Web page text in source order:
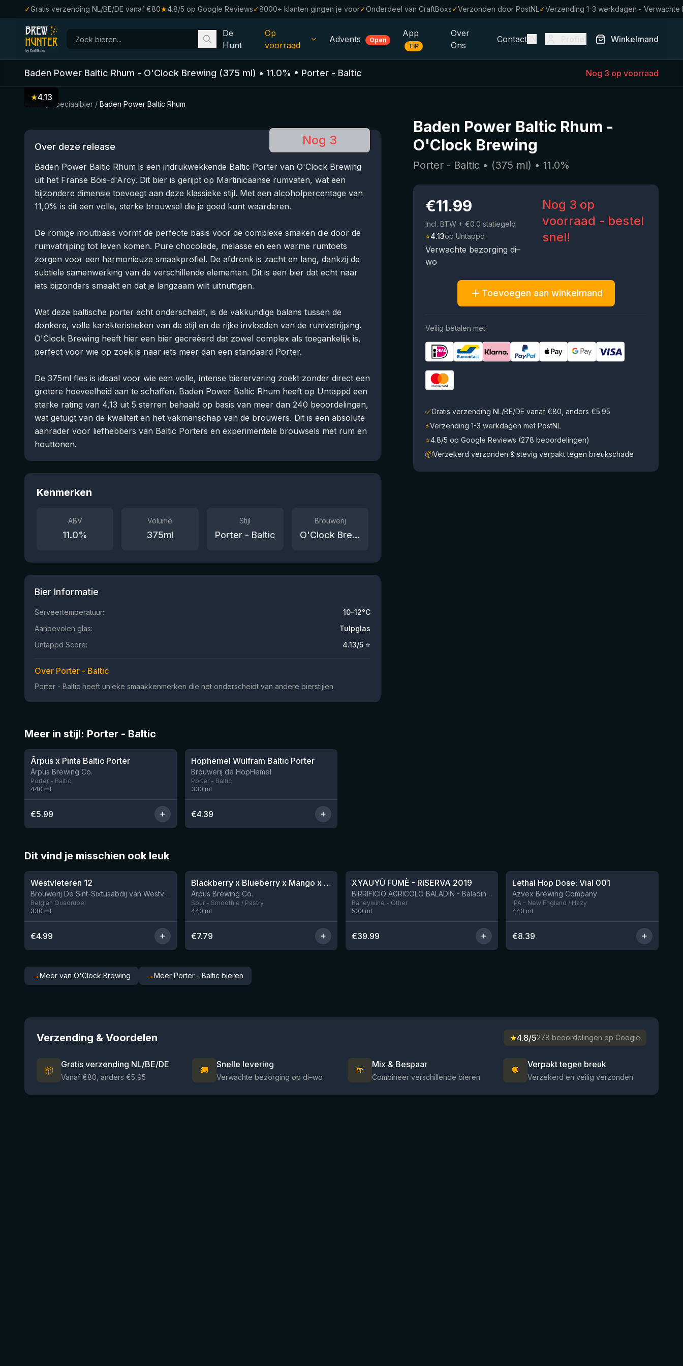
✓Gratis verzending NL/BE/DE vanaf €80★4.8/5 op Google Reviews✓8000+ klanten gingen je voor✓Onderdeel van CraftBoxs✓Verzonden door PostNL✓Verzending 1-3 werkdagen -
De
Hunt
Op
voorraad
Alle Bieren
Cadeaubonnen
Bierpakketten
Brouwerijen
Bierstijlen
Advents Open
App
TIP
Over
Ons
Contact Winkelmand
Baden Power Baltic Rhum - O'Clock Brewing (375 ml) • 11.0% • Porter - Baltic Nog 3 op voorraad
Speciaalbier / Baden Power Baltic Rhum
★4.13
Nog 3
Over deze release
Baden Power Baltic Rhum is een indrukwekkende Baltic Porter van O'Clock Brewing
uit het Franse Bois-d'Arcy. Dit bier is gerijpt op Martinicaanse rumvaten, wat een
bijzondere dimensie toevoegt aan deze klassieke stijl. Met een alcoholpercentage van
11,0% is dit een volle, sterke brouwsel die je goed kunt waarderen.
De romige moutbasis vormt de perfecte basis voor de complexe smaken die door de
rumvatrijping tot leven komen. Pure chocolade, melasse en een warme rumtoets
zorgen voor een harmonieuze smaakprofiel. De afdronk is zacht en lang, dankzij de
subtiele samenwerking van de verschillende elementen. Dit is een bier dat echt naar
iets bijzonders smaakt en dat je langzaam wilt uitnuttigen.
Wat deze baltische porter echt onderscheidt, is de vakkundige balans tussen de
donkere, volle karakteristieken van de stijl en de rijke invloeden van de rumvatrijping.
O'Clock Brewing heeft hier een bier gecreëerd dat zowel complex als toegankelijk is,
perfect voor wie op zoek is naar iets meer dan een standaard Porter.
De 375ml fles is ideaal voor wie een volle, intense bierervaring zoekt zonder direct een
grotere hoeveelheid aan te schaffen. Baden Power Baltic Rhum heeft op Untappd een
sterke rating van 4,13 uit 5 sterren behaald op basis van meer dan 240 beoordelingen,
wat getuigt van de kwaliteit en het vakmanschap van de brouwers. Dit is een absolute
aanrader voor liefhebbers van Baltic Porters en experimentele brouwsels met rum en
houttonen.
Kenmerken
ABV
11.0%
Volume
375ml
Stijl
Porter - Baltic
Brouwerij
O'Clock Brewing
Bier Informatie
Serveertemperatuur:
10-12°C
Aanbevolen glas:
Tulpglas
Untappd Score:
4.13/5 ⭐
Over Porter - Baltic
Porter - Baltic heeft unieke smaakkenmerken die het onderscheidt van andere bierstijlen.
Baden Power Baltic Rhum -
O'Clock Brewing
Porter - Baltic • (375 ml) •11.0%
€11.99
Incl. BTW + €0.0 statiegeld
⭐4.13op Untappd
Verwachte bezorging di–
wo
Nog 3 op
voorraad - bestel
snel!
Toevoegen aan winkelmand
Veilig betalen met:
✅Gratis verzending NL/BE/DE vanaf €80, anders €5.95
⚡Verzending 1-3 werkdagen met PostNL
⭐4.8/5 op Google Reviews (278 beoordelingen)
📦Verzekerd verzonden & stevig verpakt tegen breukschade
Meer in stijl: Porter - Baltic
★3.87
Ārpus x Pinta Baltic Porter
Ārpus Brewing Co.
Porter - Baltic
440 ml
€5.99
Nog 12
Hophemel Wulfram Baltic Porter
Brouwerij de HopHemel
Porter - Baltic
330 ml
€4.39
Dit vind je misschien ook leuk
★4.46
Westvleteren 12
Brouwerij De Sint-Sixtusabdij van Westvleteren
Belgian Quadrupel
330 ml
€4.99
Nog 9Blackberry x Blueberry x Mango x Pineapple x Peanut Butter Smoothie Sour Ale
Ārpus Brewing Co.
Sour - Smoothie / Pastry
440 ml
€7.79
XYAUYÙ FUMÈ - RISERVA 2019
BIRRIFICIO AGRICOLO BALADIN - Baladin Indipendente Italian Farm Brewery
Barleywine - Other
500 ml
€39.99
Lethal Hop Dose: Vial 001
Azvex Brewing Company
IPA - New England / Hazy
440 ml
€8.39
→Meer van O'Clock Brewing →Meer Porter - Baltic bieren
Verzending & Voordelen ★4.8/5278 beoordelingen op Google
📦
Gratis verzending NL/BE/DE
Vanaf €80, anders €5,95
🚚
Snelle levering
Verwachte bezorging op di–wo
🍺
Mix & Bespaar
Combineer verschillende bieren
💬
Verpakt tegen breuk
Verzekerd en veilig verzonden